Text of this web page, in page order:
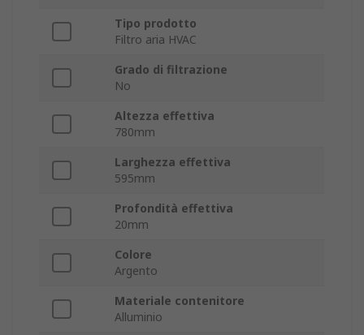
Tipo prodotto
Filtro aria HVAC
Grado di filtrazione
No
Altezza effettiva
780mm
Larghezza effettiva
595mm
Profondità effettiva
20mm
Colore
Argento
Materiale contenitore
Alluminio